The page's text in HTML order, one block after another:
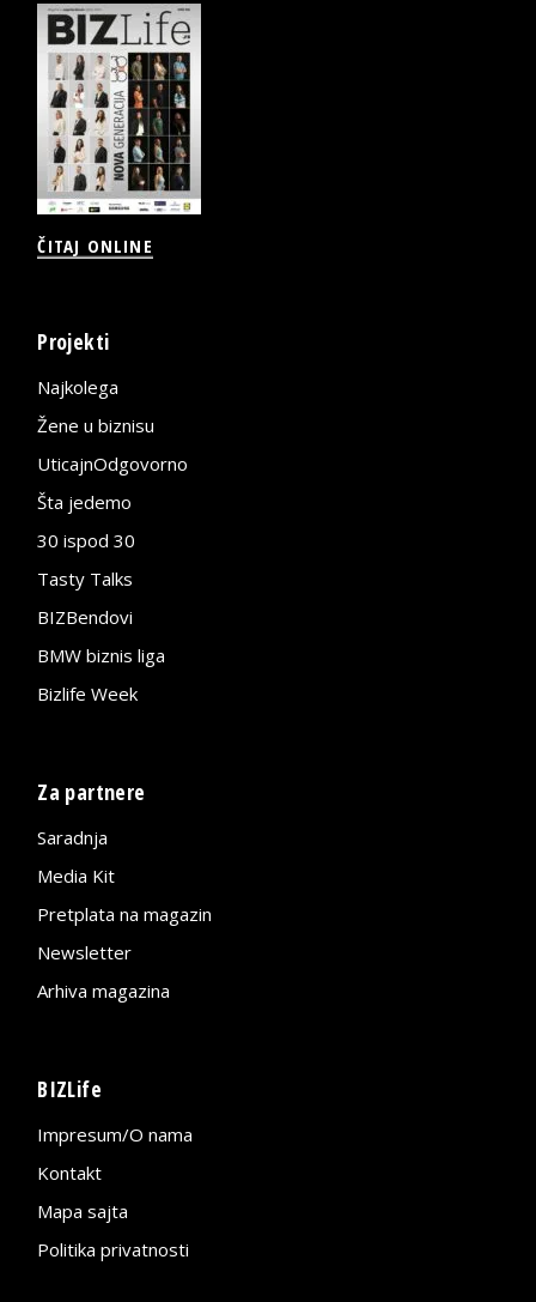
ČITAJ ONLINE
Projekti
Najkolega
Žene u biznisu
UticajnOdgovorno
Šta jedemo
30 ispod 30
Tasty Talks
BIZBendovi
BMW biznis liga
Bizlife Week
Za partnere
Saradnja
Media Kit
Pretplata na magazin
Newsletter
Arhiva magazina
BIZLife
Impresum/O nama
Kontakt
Mapa sajta
Politika privatnosti